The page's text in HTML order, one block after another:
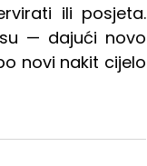
ili posjeta.
— dajući novo
novi nakit cijelo